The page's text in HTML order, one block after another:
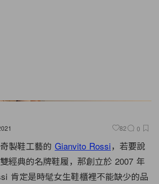
82 0
製鞋工藝的 Gianvito Rossi，若要說
經典的名牌鞋履，那創立於 2007 年
肯定是時髦女生鞋櫃裡不能缺少的品